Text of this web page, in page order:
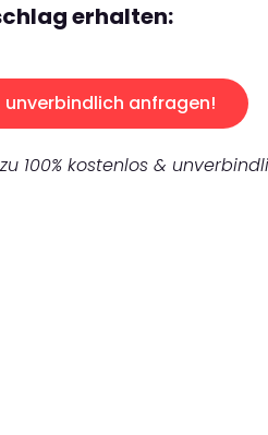
erhalten:
unverbindlich anfragen!
100% kostenlos &